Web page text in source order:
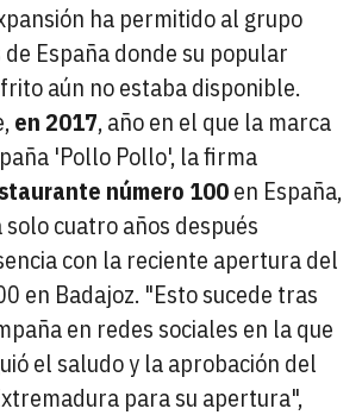
ha permitido al grupo
España donde su popular
aún no estaba disponible.
en 2017, año en el que la marca
'Pollo Pollo', la firma
número 100en España,
solo cuatro años después
con la reciente apertura del
en Badajoz. "Esto sucede tras
en redes sociales en la que
el saludo y la aprobación del
para su apertura",